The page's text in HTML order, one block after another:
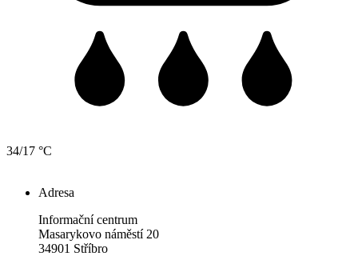
34/17 °C
Adresa
Informační centrum
Masarykovo náměstí 20
34901 Stříbro